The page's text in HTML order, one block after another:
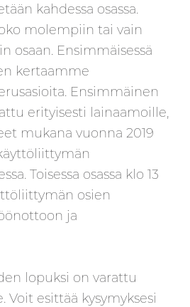
kahdessa osassa.
molempiin tai vain
osaan. Ensimmäisessä
kertaamme
Ensimmäinen
erityisesti lainaamoille,
mukana vuonna 2019
Toisessa osassa klo 13
osien
ja
lopuksi on varattu
Voit esittää kysymyksesi